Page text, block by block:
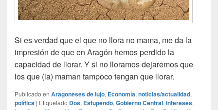
Si es verdad que el que no llora no mama, me da la
impresión de que en Aragón hemos perdido la
capacidad de llorar. Y si no lloramos dejaremos que
los que (la) maman tampoco tengan que llorar.
Publicado en Aragoneses de lujo, Economía, noticias/actualidad,
política | Etiquetado Dos, Estupendo, Gobierno Central, Intereses,